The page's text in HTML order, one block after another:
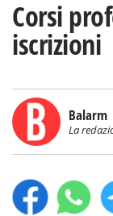
Corsi
iscrizioni
Balarm
La